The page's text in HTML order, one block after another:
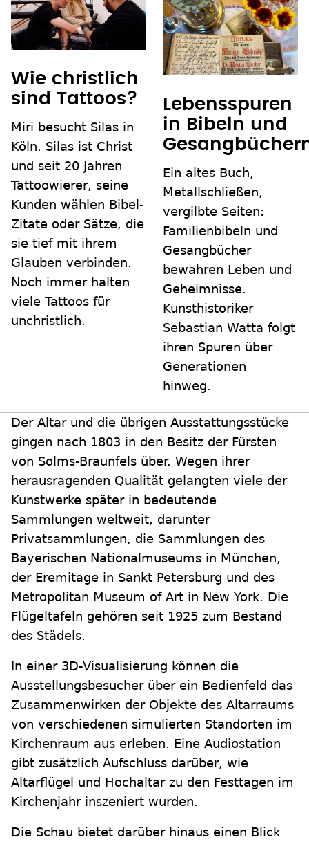
Wie christlich
sind Tattoos?
Miri besucht Silas in
Köln. Silas ist Christ
und seit 20 Jahren
Tattoowierer, seine
Kunden wählen Bibel-
Zitate oder Sätze, die
sie tief mit ihrem
Glauben verbinden.
Noch immer halten
viele Tattoos für
unchristlich.
Lebensspuren
in Bibeln und
Ein altes Buch,
Metallschließen,
vergilbte Seiten:
Familienbibeln und
Gesangbücher
bewahren Leben und
Geheimnisse.
Kunsthistoriker
Sebastian Watta folgt
ihren Spuren über
Generationen
hinweg.
Der Altar und die übrigen Ausstattungsstücke
gingen nach 1803 in den Besitz der Fürsten
von Solms-Braunfels über. Wegen ihrer
herausragenden Qualität gelangten viele der
Kunstwerke später in bedeutende
Sammlungen weltweit, darunter
Privatsammlungen, die Sammlungen des
Bayerischen Nationalmuseums in München,
der Eremitage in Sankt Petersburg und des
Metropolitan Museum of Art in New York. Die
Flügeltafeln gehören seit 1925 zum Bestand
des Städels.
In einer 3D-Visualisierung können die
Ausstellungsbesucher über ein Bedienfeld das
Zusammenwirken der Objekte des Altarraums
von verschiedenen simulierten Standorten im
Kirchenraum aus erleben. Eine Audiostation
gibt zusätzlich Aufschluss darüber, wie
Altarflügel und Hochaltar zu den Festtagen im
Kirchenjahr inszeniert wurden.
Die Schau bietet darüber hinaus einen Blick